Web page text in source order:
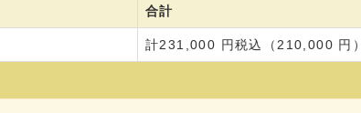
合計
計231,000 円税込（210,000 円）